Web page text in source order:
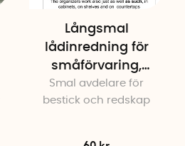
Långsmal
lådinredning för
småförvaring,
40x10x6cm,
SmartStore
Smal avdelare för
bestick och redskap